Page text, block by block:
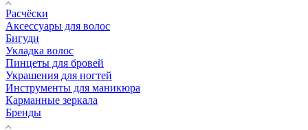
Расчёски
Аксессуары для волос
Бигуди
Укладка волос
Пинцеты для бровей
Украшения для ногтей
Инструменты для маникюра
Карманные зеркала
Бренды